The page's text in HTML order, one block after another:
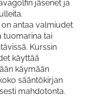
jäsenet ja
antaa valmiudet
tuomarina tai
Kurssin
käyttää
käymään
sääntökirjan
mahdotonta.